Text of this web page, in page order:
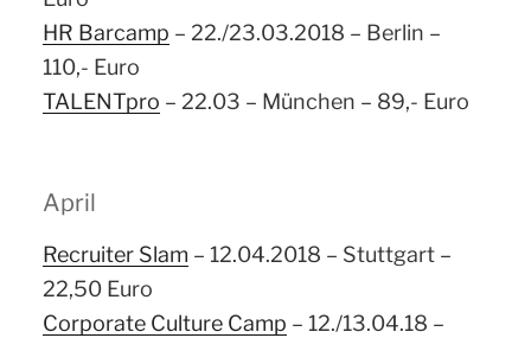
HR Barcamp – 22./23.03.2018 – Berlin –
110,- Euro
TALENTpro – 22.03 – München – 89,- Euro
April
Recruiter Slam – 12.04.2018 – Stuttgart –
22,50 Euro
Corporate Culture Camp – 12./13.04.18 –